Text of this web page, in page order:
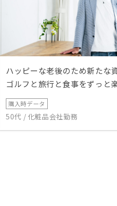
ハッピーな老後のため新たな
ゴルフと旅行と食事をずっと
購入時データ
50代 / 化粧品会社勤務